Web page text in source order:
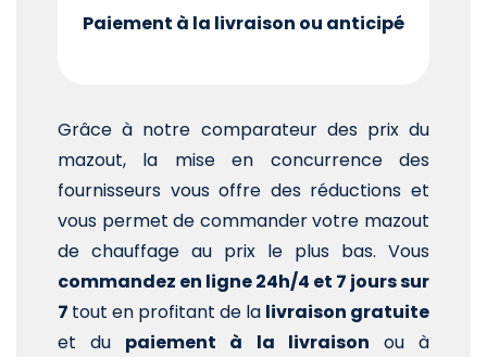
Paiement à la livraison ou anticipé
Grâce à notre comparateur des prix du
mazout, la mise en concurrence des
fournisseurs vous offre des réductions et
vous permet de commander votre mazout
de chauffage au prix le plus bas. Vous
commandez en ligne 24h/4 et 7 jours sur
7 tout en profitant de la livraison gratuite
et du paiement à la livraison ou à